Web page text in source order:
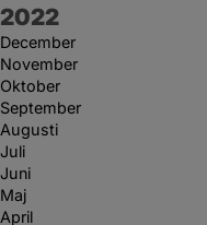
År:
2022
December
November
Oktober
September
Augusti
Juli
Juni
Maj
April